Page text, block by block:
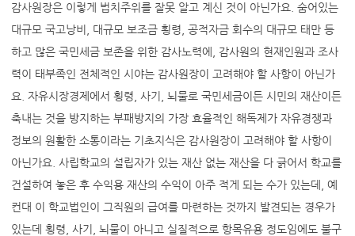
감사원장은 이렇게 법치주위를 잘못 알고 계신 것이 아닌가요. 숨어있는
대규모 국고낭비, 대규모 보조금 횡령, 공적자금 회수의 대규모 태만 등
하고 많은 국민세금 보존을 위한 감사노력에, 감사원의 현재인원과 조사
력이 태부족인 전체적인 시야는 감사원장이 고려해야 할 사항이 아닌가
요. 자유시장경제에서 횡령, 사기, 뇌물로 국민세금이든 시민의 재산이든
축내는 것을 방지하는 부패방지의 가장 효율적인 해독제가 자유경쟁과
정보의 원활한 소통이라는 기초지식은 감사원장이 고려해야 할 사항이
아닌가요. 사립학교의 설립자가 있는 재산 없는 재산을 다 긁어서 학교를
건설하여 놓은 후 수익용 재산의 수익이 아주 적게 되는 수가 있는데, 예
컨대 이 학교법인이 그직원의 급여를 마련하는 것까지 발견되는 경우가
있는데 횡령, 사기, 뇌물이 아니고 실질적으로 항목유용 정도임에도 불구